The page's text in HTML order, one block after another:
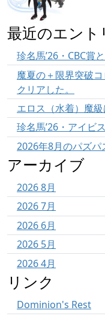
最近のエント
珍名馬’26・CBC賞
魔夏の＋限界突破
クリアした。
エロス（水着）魔
珍名馬’26・アイビ
2026年8月のパズパ
アーカイブ
2026 8月
2026 7月
2026 6月
2026 5月
2026 4月
リンク
Dominion's Rest